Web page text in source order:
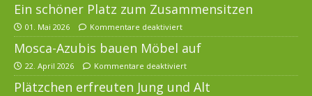
Ein schöner Platz zum Zusammensitzen
01. Mai 2026 Kommentare deaktiviert
Mosca-Azubis bauen Möbel auf
22. April 2026 Kommentare deaktiviert
Plätzchen erfreuten Jung und Alt